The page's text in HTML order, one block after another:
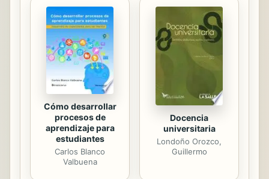
Cómo desarrollar
procesos de
aprendizaje para
estudiantes
Carlos Blanco
Valbuena
Docencia
universitaria
Londoño Orozco,
Guillermo